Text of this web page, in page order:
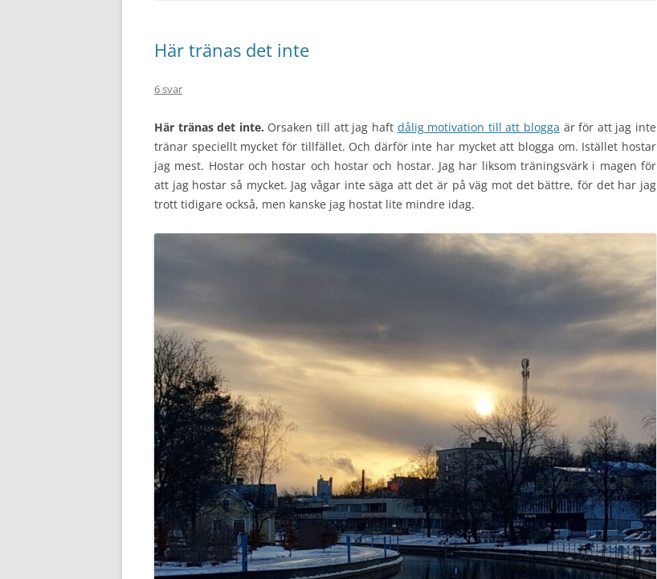
Här tränas det inte
6 svar
Här tränas det inte. Orsaken till att jag haft dålig motivation till att blogga är för att jag inte
tränar speciellt mycket för tillfället. Och därför inte har mycket att blogga om. Istället hostar
jag mest. Hostar och hostar och hostar och hostar. Jag har liksom träningsvärk i magen för
att jag hostar så mycket. Jag vågar inte säga att det är på väg mot det bättre, för det har jag
trott tidigare också, men kanske jag hostat lite mindre idag.